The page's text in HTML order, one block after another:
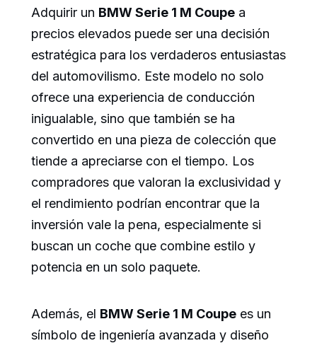
Adquirir un BMW Serie 1 M Coupe a
precios elevados puede ser una decisión
estratégica para los verdaderos entusiastas
del automovilismo. Este modelo no solo
ofrece una experiencia de conducción
inigualable, sino que también se ha
convertido en una pieza de colección que
tiende a apreciarse con el tiempo. Los
compradores que valoran la exclusividad y
el rendimiento podrían encontrar que la
inversión vale la pena, especialmente si
buscan un coche que combine estilo y
potencia en un solo paquete.
Además, el BMW Serie 1 M Coupe es un
símbolo de ingeniería avanzada y diseño